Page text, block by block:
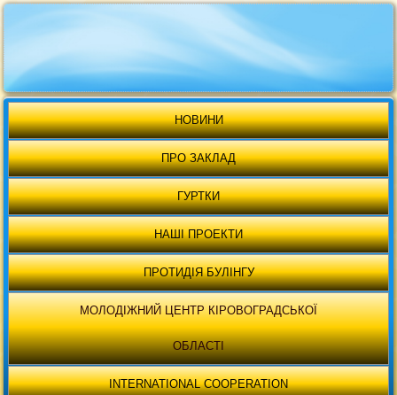
НОВИНИ
ПРО ЗАКЛАД
ГУРТКИ
НАШІ ПРОЕКТИ
ПРОТИДІЯ БУЛІНГУ
МОЛОДІЖНИЙ ЦЕНТР КІРОВОГРАДСЬКОЇ
ОБЛАСТІ
INTERNATIONAL COOPERATION